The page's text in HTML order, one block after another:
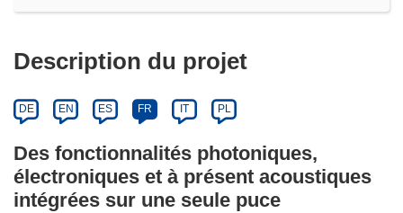
Description du projet
DE EN ES FR IT PL
Des fonctionnalités photoniques,
électroniques et à présent acoustiques
intégrées sur une seule puce